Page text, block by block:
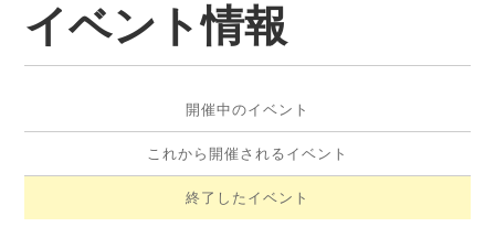
イベント情報
開催中のイベント
これから開催されるイベント
終了したイベント